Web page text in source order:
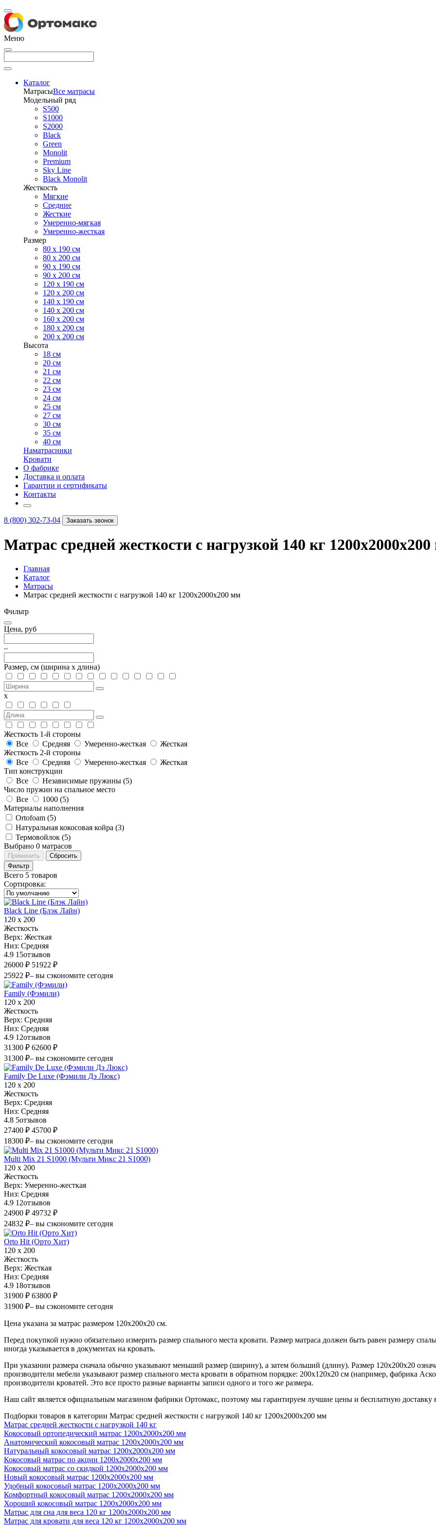
Меню
Каталог
МатрасыВсе матрасы
Модельный ряд
S500
S1000
S2000
Black
Green
Monolit
Premium
Sky Line
Black Monolit
Жесткость
Мягкие
Средние
Жесткие
Умеренно-мягкая
Умеренно-жесткая
Размер
80 х 190 см
80 х 200 см
90 х 190 см
90 х 200 см
120 х 190 см
120 х 200 см
140 х 190 см
140 х 200 см
160 х 200 см
180 х 200 см
200 х 200 см
Высота
18 см
20 см
21 см
22 см
23 см
24 см
25 см
27 см
30 см
35 см
40 см
Наматрасники
Кровати
О фабрике
Доставка и оплата
Гарантии и сертификаты
Контакты
8 (800) 302-73-04 Заказать звонок
Матрас средней жесткости с нагрузкой 140 кг
Главная
Каталог
Матрасы
Матрас средней жесткости с нагрузкой 140 кг 1200х2000х200 мм
Фильтр
Цена, руб
–
Размер, см (ширина х длина)
х
Жесткость 1-й стороны
Все
Средняя Умеренно-жесткая
Жесткая
Жесткость 2-й стороны
Все
Средняя Умеренно-жесткая
Жесткая
Тип конструкции
Все
Независимые пружины (5)
Число пружин на спальное место
Все
1000 (5)
Материалы наполнения
Ortofoam (5)
Натуральная кокосовая койра (3)
Термовойлок (5)
Выбрано 0 матрасов
Применить
Сбросить
Фильтр
Всего 5 товаров
Сортировка:
Black Line (Блэк Лайн)
120 х 200
Жесткость
Верх: Жесткая
Низ: Средняя
4.9 15отзывов
26000 ₽ 51922 ₽
25922 ₽– вы сэкономите сегодня
Family (Фэмили)
120 х 200
Жесткость
Верх: Средняя
Низ: Средняя
4.9 12отзывов
31300 ₽ 62600 ₽
31300 ₽– вы сэкономите сегодня
Family De Luxe (Фэмили Дэ Люкс)
120 х 200
Жесткость
Верх: Средняя
Низ: Средняя
4.8 5отзывов
27400 ₽ 45700 ₽
18300 ₽– вы сэкономите сегодня
Multi Mix 21 S1000 (Мульти Микс 21 S1000)
120 х 200
Жесткость
Верх: Умеренно-жесткая
Низ: Средняя
4.9 12отзывов
24900 ₽ 49732 ₽
24832 ₽– вы сэкономите сегодня
Orto Hit (Орто Хит)
120 х 200
Жесткость
Верх: Жесткая
Низ: Средняя
4.9 18отзывов
31900 ₽ 63800 ₽
31900 ₽– вы сэкономите сегодня
Цена указана за матрас размером 120х200х20 см.
Перед покупкой нужно обязательно измерить размер спального места кровати. Размер матраса должен быть равен размеру
иногда указывается в документах на кровать.
При указании размера сначала обычно указывают меньший размер (ширину), а затем больший (длину). Размер 120х200х20
производители мебели указывают размер спального места кровати в обратном порядке: 200х120х20 см (например, фабрика
производители кроватей. Это все просто разные варианты записи одного и того же размера.
Наш сайт является официальным магазином фабрики Ортомакс, поэтому мы гарантируем лучшие цены и бесплатную доставку
Подборки товаров в категории Матрас средней жесткости с нагрузкой 140 кг 1200х2000х200 мм
Матрас средней жесткости с нагрузкой 140 кг
Кокосовый ортопедический матрас 1200х2000х200 мм
Анатомический кокосовый матрас 1200х2000х200 мм
Натуральный кокосовый матрас 1200х2000х200 мм
Кокосовый матрас по акции 1200х2000х200 мм
Кокосовый матрас со скидкой 1200х2000х200 мм
Новый кокосовый матрас 1200х2000х200 мм
Удобный кокосовый матрас 1200х2000х200 мм
Комфортный кокосовый матрас 1200х2000х200 мм
Хороший кокосовый матрас 1200х2000х200 мм
Матрас для сна для веса 120 кг 1200х2000х200 мм
Матрас для кровати для веса 120 кг 1200х2000х200 мм